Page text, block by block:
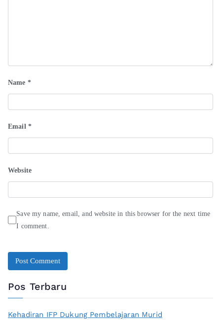
Name *
Email *
Website
Save my name, email, and website in this browser for the next time
I comment.
Pos Terbaru
Kehadiran IFP Dukung Pembelajaran Murid